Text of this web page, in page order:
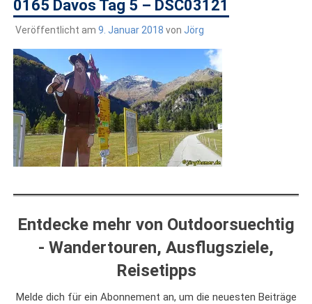
0165 Davos Tag 5 – DSC03121
Veröffentlicht am 9. Januar 2018 von Jörg
Entdecke mehr von Outdoorsuechtig
- Wandertouren, Ausflugsziele,
Reisetipps
Melde dich für ein Abonnement an, um die neuesten Beiträge